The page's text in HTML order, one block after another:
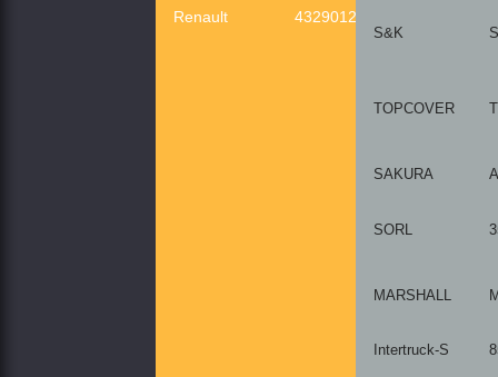
Renault
4329012452
S&K
TOPCOVER
SAKURA
SORL
MARSHALL
Intertruck-S